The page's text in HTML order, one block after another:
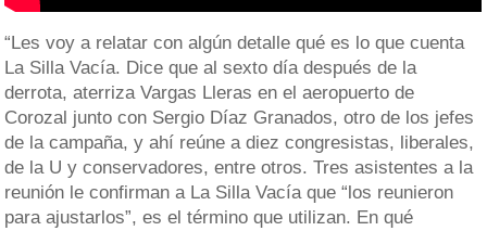
“Les voy a relatar con algún detalle qué es lo que cuenta
La Silla Vacía. Dice que al sexto día después de la
derrota, aterriza Vargas Lleras en el aeropuerto de
Corozal junto con Sergio Díaz Granados, otro de los jefes
de la campaña, y ahí reúne a diez congresistas, liberales,
de la U y conservadores, entre otros. Tres asistentes a la
reunión le confirman a La Silla Vacía que “los reunieron
para ajustarlos”, es el término que utilizan. En qué